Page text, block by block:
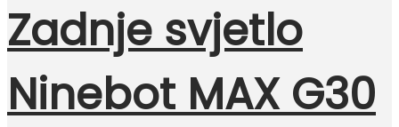
Zadnje svjetlo
Ninebot MAX G30